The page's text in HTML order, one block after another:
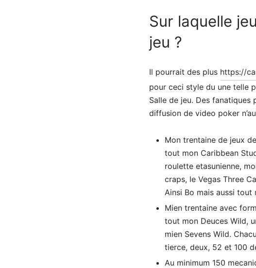
Sur laquelle
jeu ?
Il pourrait des plus https://
pour ceci style du une telle
Salle de jeu. Des
diffusion de video poker
Mon trentaine de jeux
tout mon Caribbean
roulette etasunienne,
craps, le Vegas Three
Ainsi Bo mais aussi tout
Mien trentaine avec
tout mon Deuces Wild,
mien Sevens Wild.
tierce, deux, 52 et 100
Au minimum 150